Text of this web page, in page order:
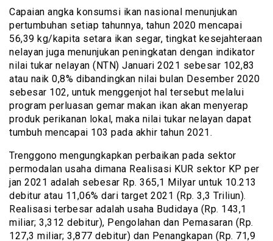
Capaian angka konsumsi ikan nasional menunjukan
pertumbuhan setiap tahunnya, tahun 2020 mencapai
56,39 kg/kapita setara ikan segar, tingkat kesejahteraan
nelayan juga menunjukan peningkatan dengan indikator
nilai tukar nelayan (NTN) Januari 2021 sebesar 102,83
atau naik 0,8% dibandingkan nilai bulan Desember 2020
sebesar 102, untuk menggenjot hal tersebut melalui
program perluasan gemar makan ikan akan menyerap
produk perikanan lokal, maka nilai tukar nelayan dapat
tumbuh mencapai 103 pada akhir tahun 2021.
Trenggono mengungkapkan perbaikan pada sektor
permodalan usaha dimana Realisasi KUR sektor KP per
jan 2021 adalah sebesar Rp. 365,1 Milyar untuk 10.213
debitur atau 11,06% dari target 2021 (Rp. 3,3 Triliun).
Realisasi terbesar adalah usaha Budidaya (Rp. 143,1
miliar; 3,312 debitur), Pengolahan dan Pemasaran (Rp.
127,3 miliar; 3,877 debitur) dan Penangkapan (Rp. 71,9